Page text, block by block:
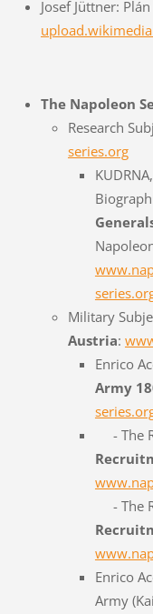
Josef Jüttner:
The Napoleon
Research
series.org
Military
Austria:
Enrico
Army
- The
- The
Enrico
Army